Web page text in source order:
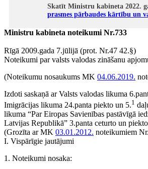
Skatīt Ministru kabineta 2022.
prasmes pārbaudes kārtību un
Ministru kabineta noteikumi Nr.733
Rīgā 2009.gada 7.jūlijā (prot. Nr.47 42.§)
Noteikumi par valsts valodas zināšanu
(Noteikumu nosaukums MK 04.06.2019.
Izdoti saskaņā ar Valsts valodas likuma
Imigrācijas likuma 24.panta piekto un 5.1
likuma “Par Eiropas Savienības pastāvīgā
Latvijas Republikā” 3.panta ceturto un
(Grozīta ar MK 03.01.2012. noteikumiem
I. Vispārīgie jautājumi
1. Noteikumi nosaka: